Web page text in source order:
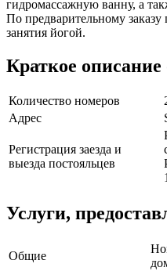
гидромассажную ванну, а
По предварительному заказу
занятия йогой.
Краткое описание
Количество номеров
Адрес
Регистрация заезда и
выезда постояльцев
Услуги,
Общие